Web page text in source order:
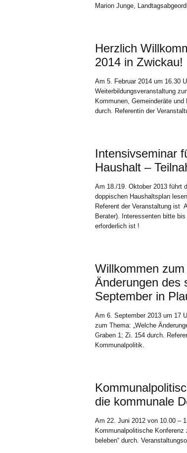
Marion Junge,
Herzlich
2014 in Zwickau!
Am 5. Februar 2014 um 16.30
Weiterbildungsveranstaltung
Kommunen, Gemeinderäte
durch. Referentin der
Intensivseminar
Haushalt –
Am 18./19. Oktober 2013 führt
doppischen Haushaltsplan
Referent der Veranstaltung ist
Berater). Interessenten bitte
erforderlich ist !
Willkommen
Änderungen des
September in
Am 6. September 2013 um 17
zum Thema: „Welche
Graben 1; Zi. 154 durch.
Kommunalpolitik.
die kommunale
Am 22. Juni 2012 von 10.00 –
Kommunalpolitische
beleben“ durch.